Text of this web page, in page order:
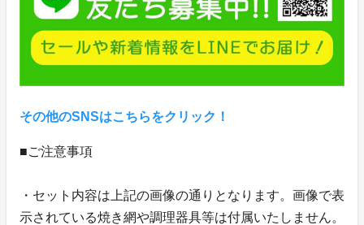
その他のSNSはこちらをクリック！
■ご注意事項
・セット内容は上記の画像の通りとなります。画像で表
示されている焼き網や調理器具等は付属いたしません。